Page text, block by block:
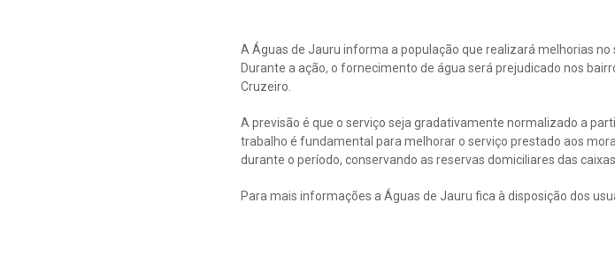
A Águas de Jauru informa a população que realizará melhorias
Durante a ação, o fornecimento de água será prejudicado nos
Cruzeiro.
A previsão é que o serviço seja gradativamente normalizado a
trabalho é fundamental para melhorar o serviço prestado aos
durante o período, conservando as reservas domiciliares das
Para mais informações a Águas de Jauru fica à disposição dos